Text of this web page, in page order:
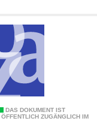
DAS DOKUMENT IST
ÖFFENTLICH ZUGÄNGLICH IM